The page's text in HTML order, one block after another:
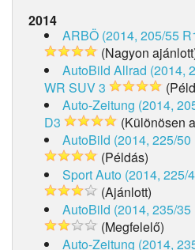
2014
ARBÖ (2014, 205/55
(Nagyon
AutoBild Allrad (2014,
WR SUV 3
Auto-Zeitung (2014,
D3
(Különösen
AutoBild (2014, 225/50
(Példás)
Sport Auto (2014, 225/
(Ajánlott)
AutoBild (2014, 235/35
(Megfelelő)
Auto-Zeitung (2014,